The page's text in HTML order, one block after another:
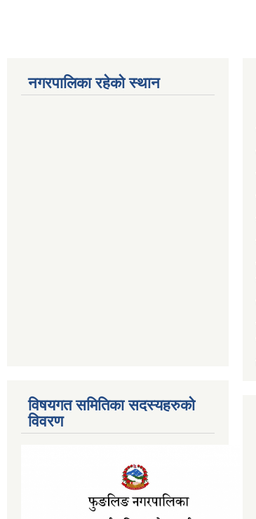
नगरपालिका रहेको स्थान
विषयगत समितिका सदस्यहरुको
विवरण